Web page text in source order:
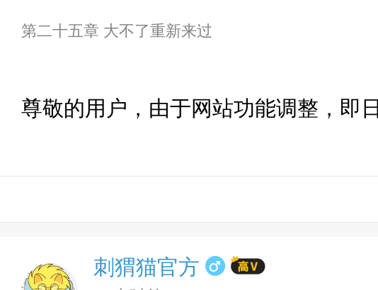
第二十五章 大不了重新来过
尊敬的用户，由于网站功能调整，即
刺猬猫官方